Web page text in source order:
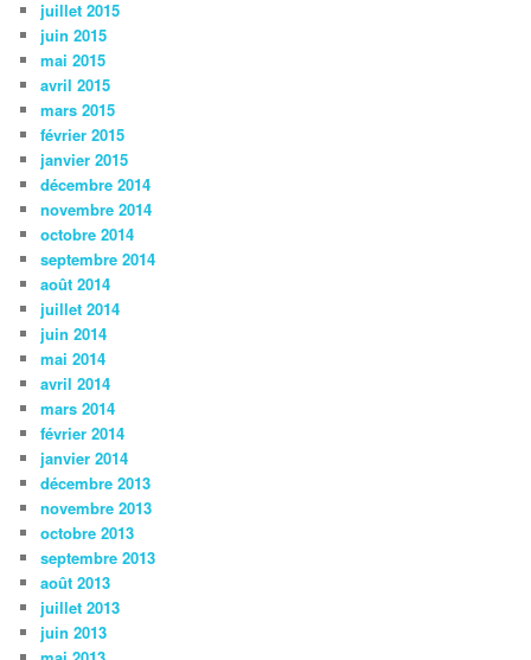
juillet 2015
juin 2015
mai 2015
avril 2015
mars 2015
février 2015
janvier 2015
décembre 2014
novembre 2014
octobre 2014
septembre 2014
août 2014
juillet 2014
juin 2014
mai 2014
avril 2014
mars 2014
février 2014
janvier 2014
décembre 2013
novembre 2013
octobre 2013
septembre 2013
août 2013
juillet 2013
juin 2013